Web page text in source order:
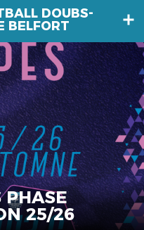
DOUBS-
BELFORT
PHASE
25/26